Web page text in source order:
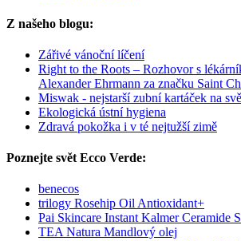
Z našeho blogu:
Zářivé vánoční líčení
Right to the Roots – Rozhovor s
Alexander Ehrmann za značku Saint
Miswak - nejstarší zubní kartáček na
Ekologická ústní hygiena
Zdravá pokožka i v té nejtužší zimě
Poznejte svět Ecco Verde:
benecos
trilogy Rosehip Oil Antioxidant+
Pai Skincare Instant Kalmer Ceramide
TEA Natura Mandlový olej